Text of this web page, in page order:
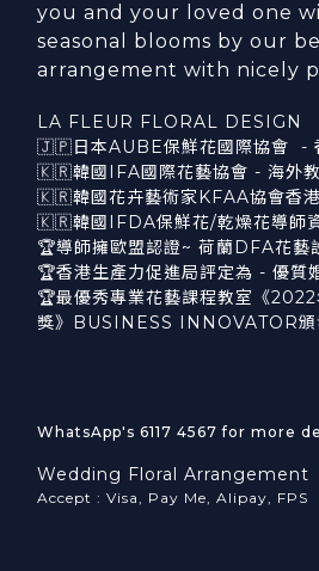
you and your loved one
seasonal blooms by our
arrangement with nicely
LA FLEUR FLORAL DESIGN
🇯🇵日本AUBE保鮮花國際協會 -
🇰🇷韓國IFA國際花藝協會 - 海外
🇰🇷韓國花卉藝術家KFAA協會香
🇰🇷韓國IFDA保鮮花/乾燥花導師
🏆導師擁歐盟認證~ 荷蘭DFA花藝
🏆香港生產力促進局評定為 - 優質
🏆最優秀專業花藝課程教室《
獎》BUSINESS INNOVATOR頒
WhatsApp's 6117 4567 for more
Wedding Floral Arrangement
Accept : Visa, Pay Me, Alipay, FPS